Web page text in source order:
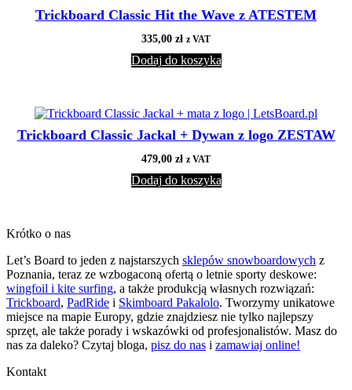
Trickboard Classic Hit the Wave z ATESTEM
335,00 zł z VAT
Dodaj do koszyka
Trickboard Classic Jackal + Dywan z logo ZESTAW
479,00 zł z VAT
Dodaj do koszyka
Krótko o nas
Let’s Board to jeden z najstarszych sklepów snowboardowych z
Poznania, teraz ze wzbogaconą ofertą o letnie sporty deskowe:
wingfoil i kite surfing, a także produkcją własnych rozwiązań:
Trickboard, PadRide i Skimboard Pakalolo. Tworzymy unikatowe
miejsce na mapie Europy, gdzie znajdziesz nie tylko najlepszy
sprzęt, ale także porady i wskazówki od profesjonalistów. Masz do
nas za daleko? Czytaj bloga, pisz do nas i zamawiaj online!
Kontakt